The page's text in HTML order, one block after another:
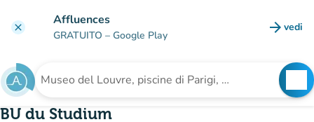
clear Affluences
GRATUITO – Google Play arrow_forward vedi
Cerca una struttura
BU du Studium